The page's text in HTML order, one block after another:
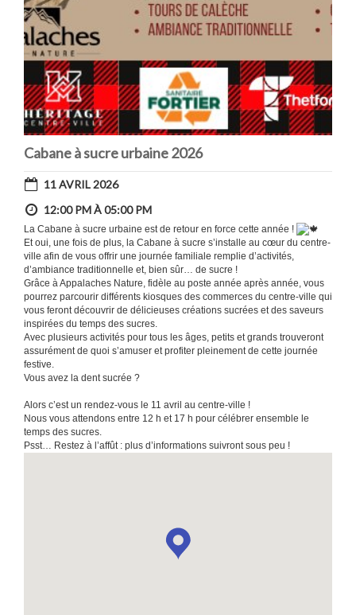
Cabane à sucre urbaine 2026
11 AVRIL 2026
12:00 PM À 05:00 PM
La Cabane à sucre urbaine est de retour en force cette année !
Et oui, une fois de plus, la Cabane à sucre s’installe au cœur du centre-
ville afin de vous offrir une journée familiale remplie d’activités,
d’ambiance traditionnelle et, bien sûr… de sucre !
Grâce à Appalaches Nature, fidèle au poste année après année, vous
pourrez parcourir différents kiosques des commerces du centre-ville qui
vous feront découvrir de délicieuses créations sucrées et des saveurs
inspirées du temps des sucres.
Avec plusieurs activités pour tous les âges, petits et grands trouveront
assurément de quoi s’amuser et profiter pleinement de cette journée
festive.
Vous avez la dent sucrée ?
Alors c’est un rendez-vous le 11 avril au centre-ville !
Nous vous attendons entre 12 h et 17 h pour célébrer ensemble le
temps des sucres.
Psst… Restez à l’affût : plus d’informations suivront sous peu !